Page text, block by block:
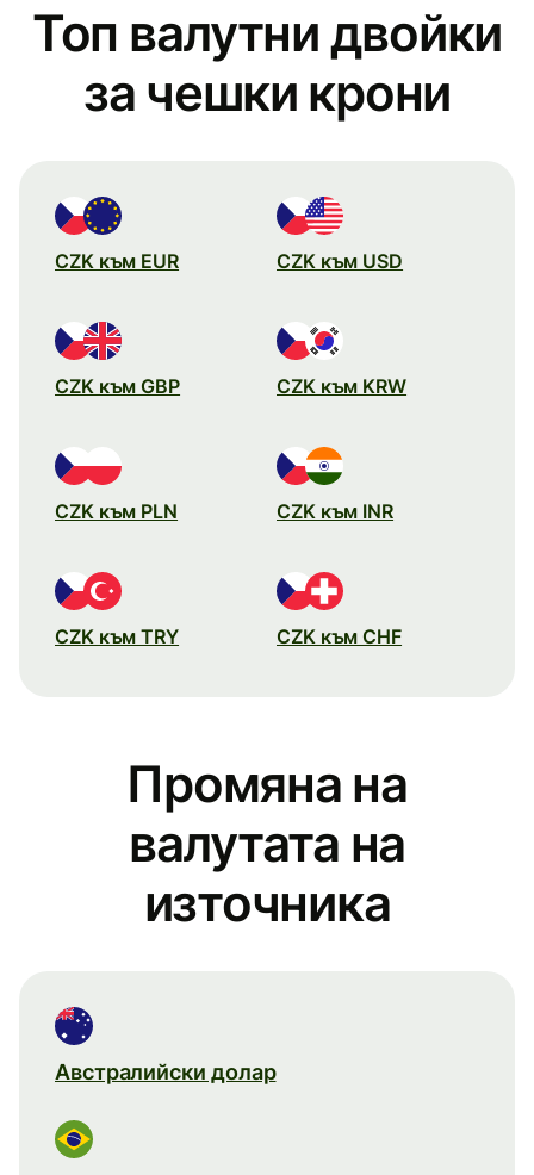
Топ валутни двойки
за чешки крони
CZK към EUR CZK към USD
CZK към GBP CZK към KRW
CZK към PLN CZK към INR
CZK към TRY CZK към CHF
Промяна на
валутата на
източника
Австралийски долар